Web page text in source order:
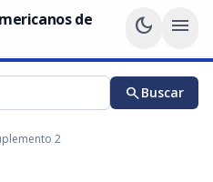
de
dark_mode menu
searchBuscar
2